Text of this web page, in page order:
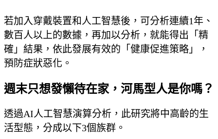
若加入穿戴裝置和人工智慧後，可分析連續1年、
數百人以上的數據，再加以分析，就能得出「精
確」結果，依此發展有效的「健康促進策略」，
預防症狀惡化。
週末只想發懶待在家，河馬型人是你嗎？
透過AI人工智慧演算分析，此研究將中高齡的生
活型態，分成以下3個族群。